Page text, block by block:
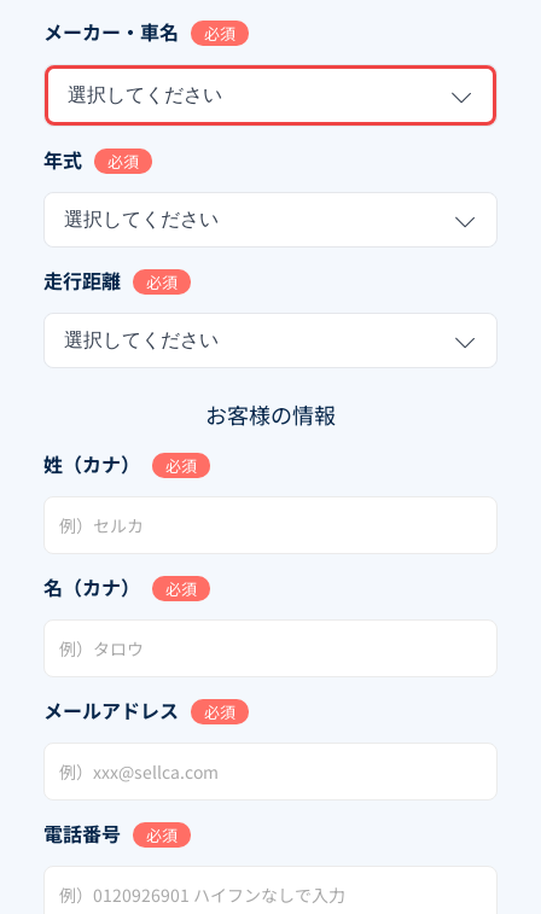
メーカー・車名 必須
選択してください
年式 必須
選択してください
走行距離 必須
選択してください
お客様の情報
姓（カナ） 必須
名（カナ） 必須
メールアドレス 必須
電話番号 必須